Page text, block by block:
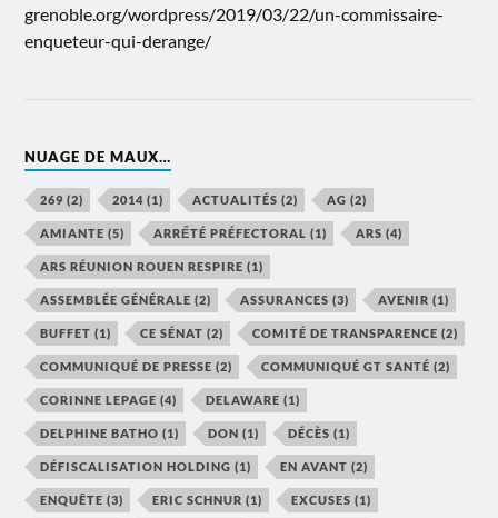
grenoble.org/wordpress/2019/03/22/un-commissaire-
enqueteur-qui-derange/
NUAGE DE MAUX…
269 (2) 2014 (1) ACTUALITÉS (2) AG (2)
AMIANTE (5) ARRẾTÉ PRÉFECTORAL (1) ARS (4)
ARS RÉUNION ROUEN RESPIRE (1)
ASSEMBLÉE GÉNÉRALE (2) ASSURANCES (3) AVENIR (1)
BUFFET (1) CE SÉNAT (2) COMITÉ DE TRANSPARENCE (2)
COMMUNIQUÉ DE PRESSE (2) COMMUNIQUÉ GT SANTÉ (2)
CORINNE LEPAGE (4) DELAWARE (1)
DELPHINE BATHO (1) DON (1) DÉCÈS (1)
DÉFISCALISATION HOLDING (1) EN AVANT (2)
ENQUÊTE (3) ERIC SCHNUR (1) EXCUSES (1)